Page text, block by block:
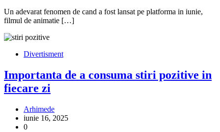
Un adevarat fenomen de cand a fost lansat pe platforma in iunie,
filmul de animatie […]
Divertisment
Importanta de a consuma stiri pozitive in
fiecare zi
Arhimede
iunie 16, 2025
0